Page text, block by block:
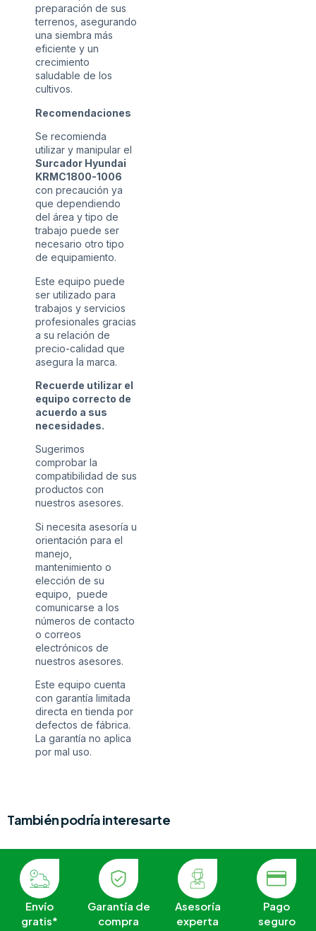
preparación de sus
terrenos, asegurando
una siembra más
eficiente y un
crecimiento
saludable de los
cultivos.
Recomendaciones
Se recomienda
utilizar y manipular el
Surcador Hyundai
KRMC1800-1006
con precaución ya
que dependiendo
del área y tipo de
trabajo puede ser
necesario otro tipo
de equipamiento.
Este equipo puede
ser utilizado para
trabajos y servicios
profesionales gracias
a su relación de
precio-calidad que
asegura la marca.
Recuerde utilizar el
equipo correcto de
acuerdo a sus
necesidades.
Sugerimos
comprobar la
compatibilidad de sus
productos con
nuestros asesores.
Si necesita asesoría u
orientación para el
manejo,
mantenimiento o
elección de su
equipo, puede
comunicarse a los
números de contacto
o correos
electrónicos de
nuestros asesores.
Este equipo cuenta
con garantía limitada
directa en tienda por
defectos de fábrica.
La garantía no aplica
por mal uso.
También podría interesarte
Envío
gratis*
Garantía de
compra
Asesoría
experta
Pago
seguro